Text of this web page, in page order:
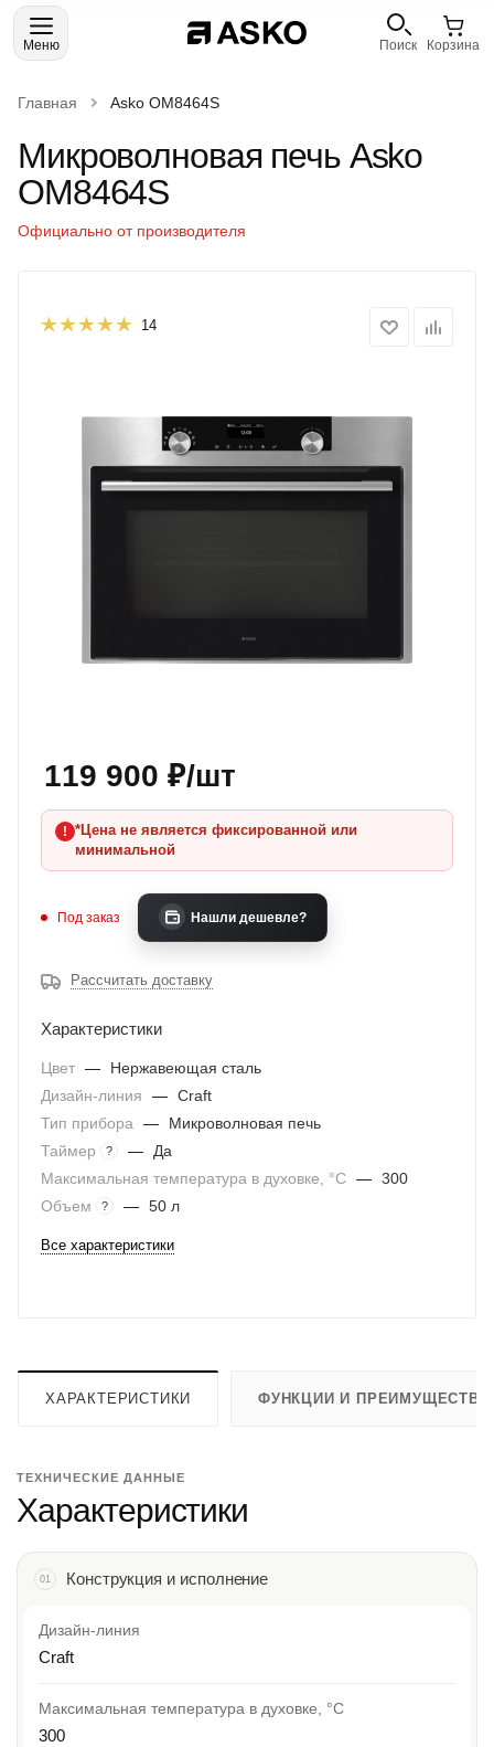
Меню Поиск Корзина
Микроволновая печь Asko
OM8464S
Официально от производителя
Главная Asko OM8464S
14
119 900 ₽/шт
*Цена не является фиксированной или
минимальной
Под заказ Нашли дешевле?
Рассчитать доставку
Характеристики
Цвет —
Нержавеющая сталь
Дизайн-линия
— Craft
Тип прибора
—
Микроволновая печь
Таймер
? —
Да
Максимальная температура в духовке, °C — 300
Объем
? — 50 л
Все характеристики
ХАРАКТЕРИСТИКИ ФУНКЦИИ И ПРЕИМУЩЕСТВА
ТЕХНИЧЕСКИЕ ДАННЫЕ
Характеристики
01 Конструкция и исполнение
Дизайн-линия
Craft
Максимальная температура в духовке, °C
300